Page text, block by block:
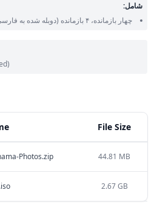
File Size
Photos.zip 44.81 MB
2.67 GB
شامل:
چهار بازمانده، ۴ بازمانده
(دوبله شده به